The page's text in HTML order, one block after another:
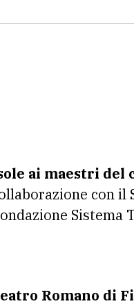
ai maestri del
con il
Sistema
Romano di